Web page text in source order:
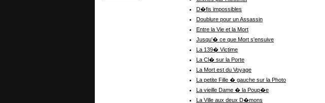
D�fis impossibles
Doublure pour un Assassin
Entre la Vie et la Mort
Jusqu'� ce que Mort s'ensuive
La 139� Victime
La Cl� sur la Porte
La Mort est du Voyage
La petite Fille � gauche sur la Photo
La vieille Dame � la Poup�e
La Ville aux deux D�mons